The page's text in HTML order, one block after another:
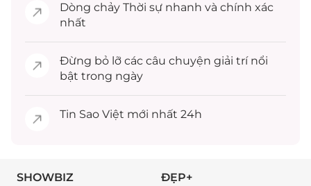
Dòng chảy Thời sự nhanh và chính xác
nhất
Đừng bỏ lỡ các câu chuyện giải trínổi
bật trong ngày
Tin Sao Việt mới nhất 24h
SHOWBIZ ĐẸP+